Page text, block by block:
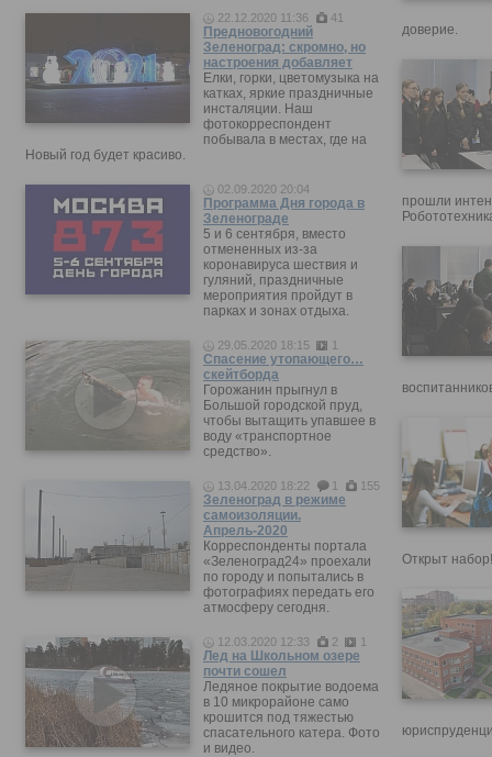
22.12.2020 11:36 41
Предновогодний
Зеленоград: скромно, но
настроения добавляет
Елки, горки, цветомузыка на
катках, яркие праздничные
инсталяции. Наш
фотокорреспондент
побывала в местах, где на
Новый год будет красиво.
02.09.2020 20:04
Программа Дня города в
Зеленограде
5 и 6 сентября, вместо
отмененных из-за
коронавируса шествия и
гуляний, праздничные
мероприятия пройдут в
парках и зонах отдыха.
29.05.2020 18:15 1
Спасение утопающего…
скейтборда
Горожанин прыгнул в
Большой городской пруд,
чтобы вытащить упавшее в
воду «транспортное
средство».
13.04.2020 18:22 1 155
Зеленоград в режиме
самоизоляции.
Апрель-2020
Корреспонденты портала
«Зеленоград24» проехали
по городу и попытались в
фотографиях передать его
атмосферу сегодня.
12.03.2020 12:33 2 1
Лед на Школьном озере
почти сошел
Ледяное покрытие водоема
в 10 микрорайоне само
крошится под тяжестью
спасательного катера. Фото
и видео.
доверие.
прошли
Открыт набор!